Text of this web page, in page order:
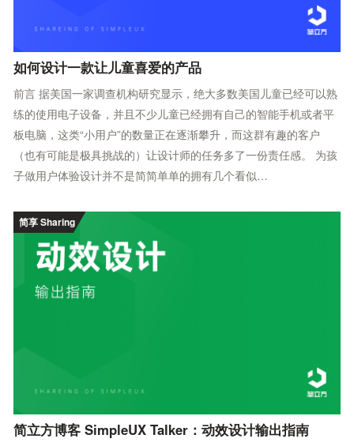
如何设计一款让儿童喜爱的产品
前言 据美国一家调查机构研究显示，绝大多数美国儿童已经可以熟
练的使用电子设备，并且不少儿童已经拥有自己的智能手机或者平
板电脑，这类“小用户”的数量正在逐渐攀升，而这群有趣的客户
（也有可能是极具挑战的）让设计师的任务多了一份责任感。 为孩
子做用户体验设计并不是简简单单的拥有几个看似…
简享 Sharing
简立方博客 SimpleUX Talker：动效设计输出指南